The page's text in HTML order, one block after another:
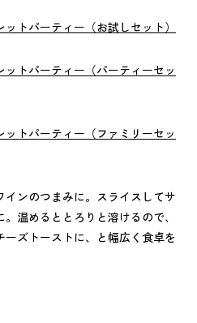
トパーティー（お試しセット）
トパーティー（パーティーセッ
トパーティー（ファミリーセッ
ンのつまみに。スライスしてサ
温めるととろりと溶けるので、
ズトーストに、と幅広く食卓を